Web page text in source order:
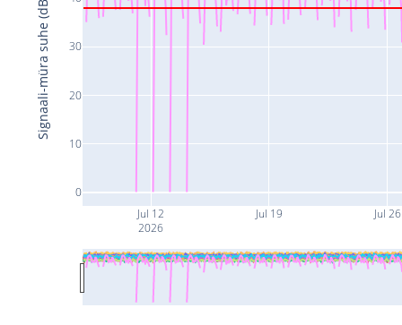
Jul 12
2026
Jul 19 Jul 26
0
10
20
30
Signaali-müra suhe (dB)